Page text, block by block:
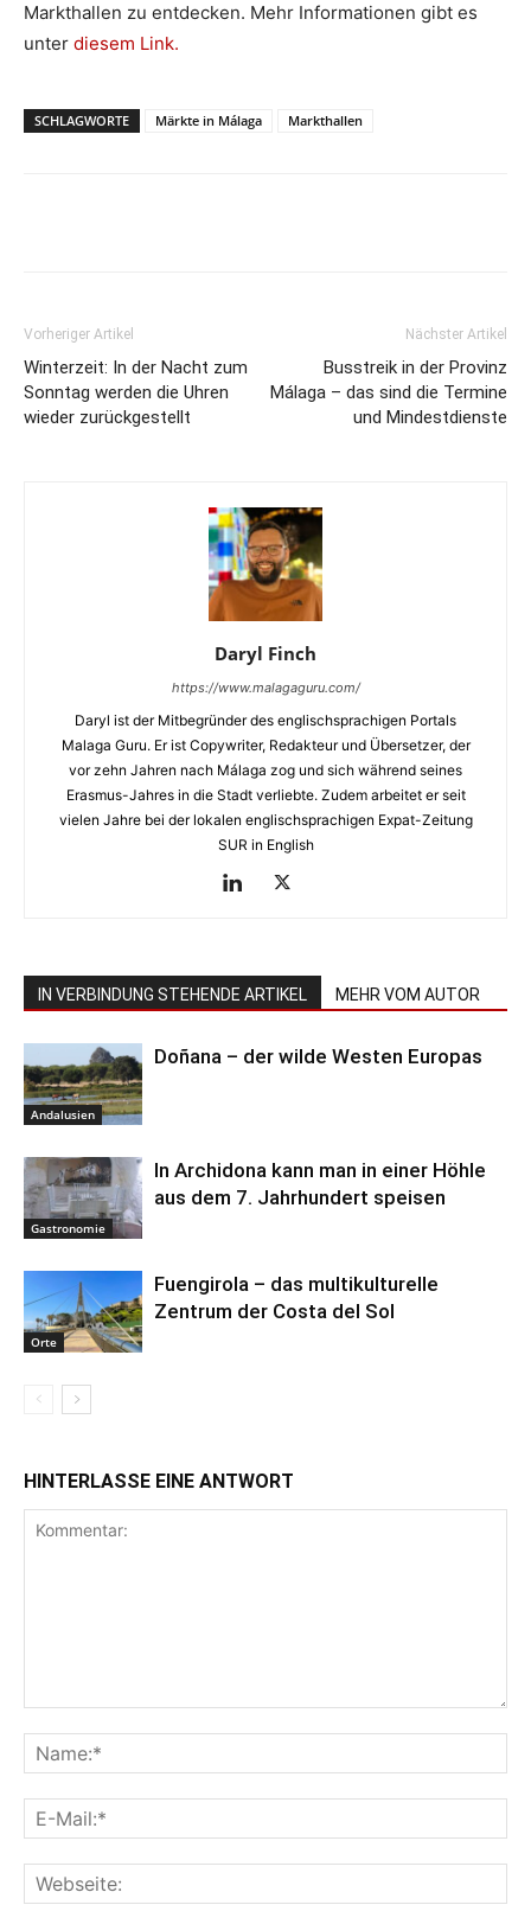
Markthallen zu entdecken. Mehr Informationen gibt es
unter diesem Link.
SCHLAGWORTE Märkte in Málaga Markthallen
Vorheriger Artikel
Winterzeit: In der Nacht zum
Sonntag werden die Uhren
wieder zurückgestellt
Nächster Artikel
Busstreik in der Provinz
Málaga – das sind die Termine
und Mindestdienste
Daryl Finch
https://www.malagaguru.com/
Daryl ist der Mitbegründer des englischsprachigen Portals
Malaga Guru. Er ist Copywriter, Redakteur und Übersetzer, der
vor zehn Jahren nach Málaga zog und sich während seines
Erasmus-Jahres in die Stadt verliebte. Zudem arbeitet er seit
vielen Jahre bei der lokalen englischsprachigen Expat-Zeitung
SUR in English
IN VERBINDUNG STEHENDE ARTIKEL MEHR VOM AUTOR
Andalusien
Doñana – der wilde Westen Europas
Gastronomie
In Archidona kann man in einer Höhle
aus dem 7. Jahrhundert speisen
Orte
Fuengirola – das multikulturelle
Zentrum der Costa del Sol
HINTERLASSE EINE ANTWORT